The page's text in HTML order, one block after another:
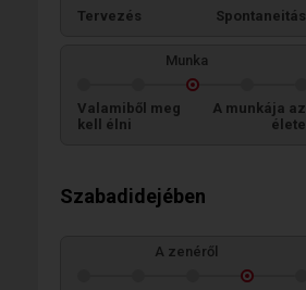
Tervezés Spontaneitás
Munka
Valamiből meg
kell élni
A munkája az
élete
Szabadidejében
A zenéről